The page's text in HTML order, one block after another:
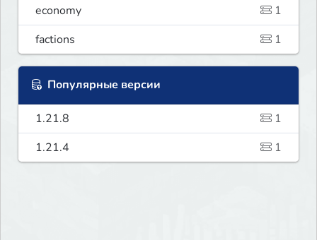
economy
1
factions
1
Популярные версии
1.21.8
1
1.21.4
1